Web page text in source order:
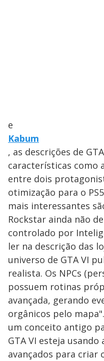
e
Kabum
, as descrições de
características como
entre dois
otimização para o
mais interessantes
Rockstar ainda não
controlado por
ler na descrição das
universo de GTA VI
realista. Os NPCs
possuem rotinas
avançada, gerando
orgânicos pelo
um conceito antigo
GTA VI esteja
avançados para